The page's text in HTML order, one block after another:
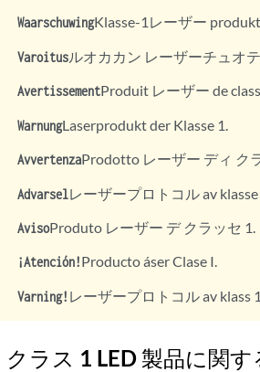
WaarschuwingKlasse-1レーザー
Varoitusルオカカン レーザーチュオ
AvertissementProduit レーザー de
WarnungLaserprodukt der Klasse 1.
AvvertenzaProdotto レーザー ディ ク
Advarselレーザープロトコル av klasse
AvisoProduto レーザー デ クラッセ 1.
¡Atención!Producto áser Clase I.
Varning! レーザープロトコル av klass 1.
クラス 1 LED 製品に関す